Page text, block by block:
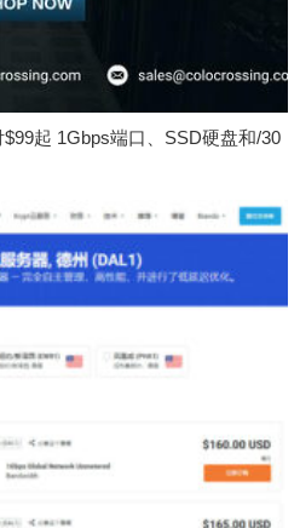
起 1Gbps端口、SSD硬盘和/30